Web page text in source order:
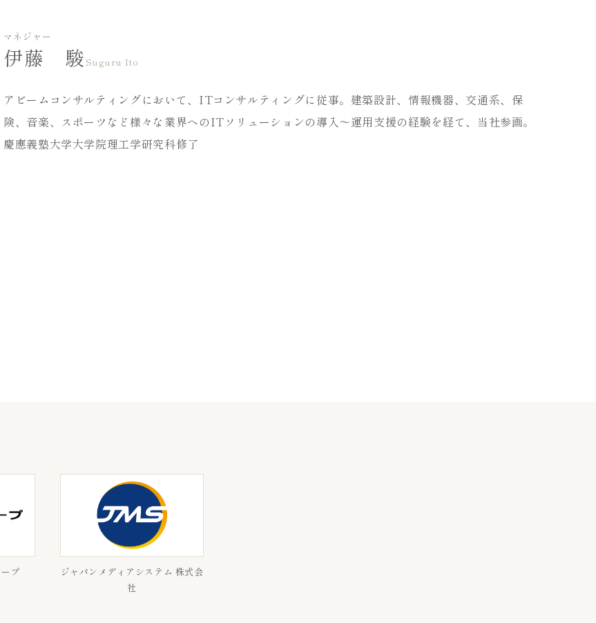
マネジャー
伊藤 駿 Suguru Ito
アビームコンサルティングにおいて、ITコンサルティングに従事。建築設計、情報機器、交通系、保
険、音楽、スポーツなど様々な業界へのITソリューションの導入～運用支援の経験を経て、当社参画。​
慶應義塾大学大学院理工学研究科修了
プ
ジャパンメディアシステム 株式会
社